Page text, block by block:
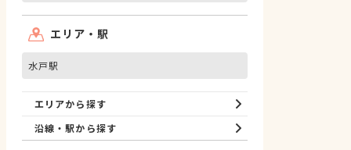
エリア・駅
水戸駅
エリアから探す
沿線・駅から探す